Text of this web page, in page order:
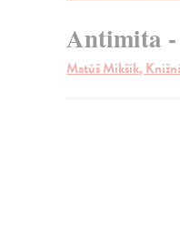
Antimita
Matúš Mikšík,